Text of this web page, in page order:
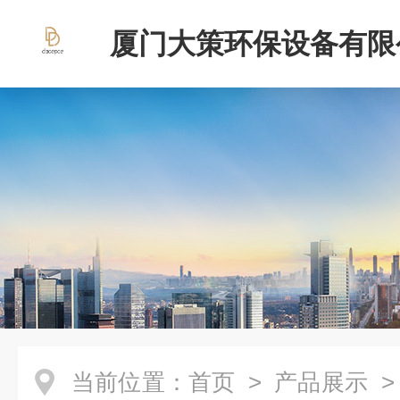
厦门大策环保设备有
当前位置： 首页 > 产品展示